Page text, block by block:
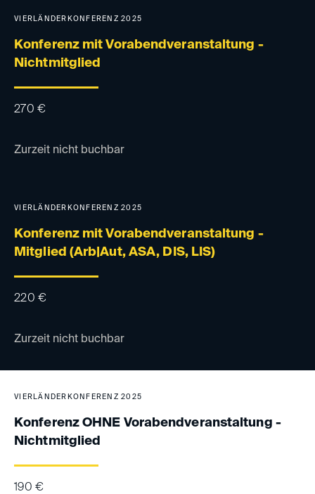
VIERLÄNDERKONFERENZ 2025
Konferenz mit Vorabendveranstaltung -
Nichtmitglied
270 €
Zurzeit nicht buchbar
VIERLÄNDERKONFERENZ 2025
Konferenz mit Vorabendveranstaltung -
Mitglied (Arb|Aut, ASA, DIS, LIS)
220 €
Zurzeit nicht buchbar
VIERLÄNDERKONFERENZ 2025
Konferenz OHNE Vorabendveranstaltung -
Nichtmitglied
190 €